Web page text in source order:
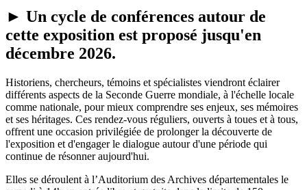
► Un cycle de conférences autour de
cette exposition est proposé jusqu'en
décembre 2026.
Historiens, chercheurs, témoins et spécialistes viendront éclairer
différents aspects de la Seconde Guerre mondiale, à l'échelle locale
comme nationale, pour mieux comprendre ses enjeux, ses mémoires
et ses héritages. Ces rendez-vous réguliers, ouverts à toues et à tous,
offrent une occasion privilégiée de prolonger la découverte de
l'exposition et d'engager le dialogue autour d'une période qui
continue de résonner aujourd'hui.
Elles se déroulent à l’Auditorium des Archives départementales le